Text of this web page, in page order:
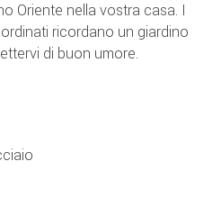
Oriente nella vostra casa. I
ricordano un giardino
di buon umore.